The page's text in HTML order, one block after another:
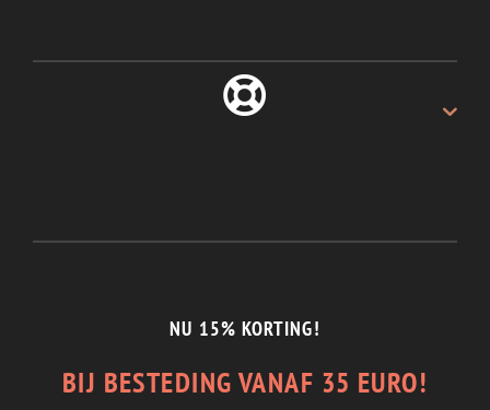
Recht van retour.
En de beste service.
NU 15% KORTING!
BIJ BESTEDING VANAF 35 EURO!